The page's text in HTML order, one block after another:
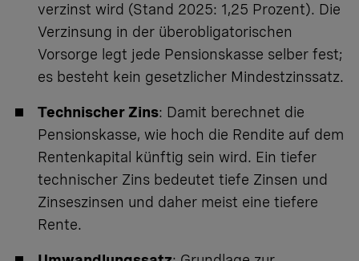
verzinst wird (Stand 2025: 1,25 Prozent). Die
Verzinsung in der überobligatorischen
Vorsorge legt jede Pensionskasse selber fest;
es besteht kein gesetzlicher Mindestzinssatz.
Technischer Zins: Damit berechnet die
Pensionskasse, wie hoch die Rendite auf dem
Rentenkapital künftig sein wird. Ein tiefer
technischer Zins bedeutet tiefe Zinsen und
Zinseszinsen und daher meist eine tiefere
Rente.